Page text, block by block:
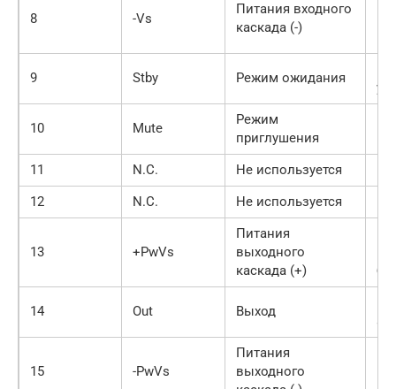
8 -Vs
Питания входного
каскада (-)
9 Stby Режим ожидания
10 Mute
Режим
приглушения
11
N.C. Не используется
12
N.C. Не используется
13 +PwVs
Питания
выходного
каскада (+)
14 Out Выход
15 -PwVs
Питания
выходного